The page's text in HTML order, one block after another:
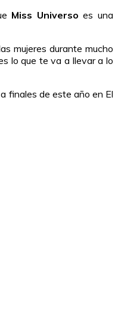
Miss Universo es una
mujeres durante mucho
lo que te va a llevar a lo
finales de este año en El